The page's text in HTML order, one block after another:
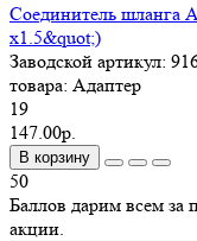
Соединитель шланга
х1.5&quot;)
Заводской артикул:
товара: Адаптер
19
147.00р.
В корзину
50
Баллов дарим всем за
акции.